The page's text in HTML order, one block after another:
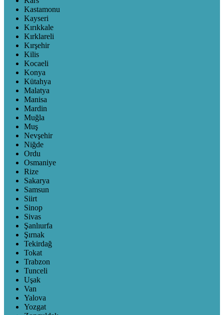
Kastamonu
Kayseri
Kırıkkale
Kırklareli
Kırşehir
Kilis
Kocaeli
Konya
Kütahya
Malatya
Manisa
Mardin
Muğla
Muş
Nevşehir
Niğde
Ordu
Osmaniye
Rize
Sakarya
Samsun
Siirt
Sinop
Sivas
Şanlıurfa
Şırnak
Tekirdağ
Tokat
Trabzon
Tunceli
Uşak
Van
Yalova
Yozgat